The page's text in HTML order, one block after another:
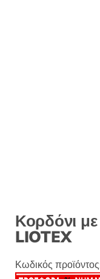
Κορδόνι
LIOTEX
Κωδικός